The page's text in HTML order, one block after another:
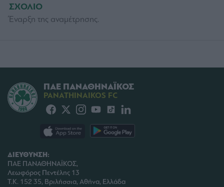
ΣΧΟΛΙΟ
Έναρξη της αναμέτρησης.
ΔΙΕΥΘΥΝΣΗ:
ΠΑΕ ΠΑΝΑΘΗΝΑΪΚΟΣ,
Λεωφόρος Πεντέλης 13
Τ.Κ. 152 35, Βριλήσσια, Αθήνα, Ελλάδα
ΠΑΕ ΠΑΝΑΘΗΝΑΪΚΟΣ
PANATHINAIKOS FC